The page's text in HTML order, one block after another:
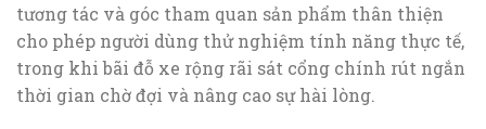
tương tác và góc tham quan sản phẩm thân thiện
cho phép người dùng thử nghiệm tính năng thực tế,
trong khi bãi đỗ xe rộng rãi sát cổng chính rút ngắn
thời gian chờ đợi và nâng cao sự hài lòng.